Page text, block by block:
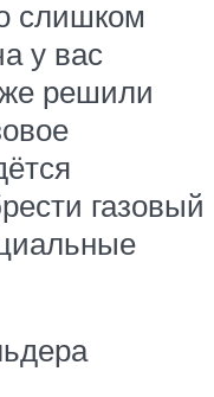
слишком
у вас
решили
газовый